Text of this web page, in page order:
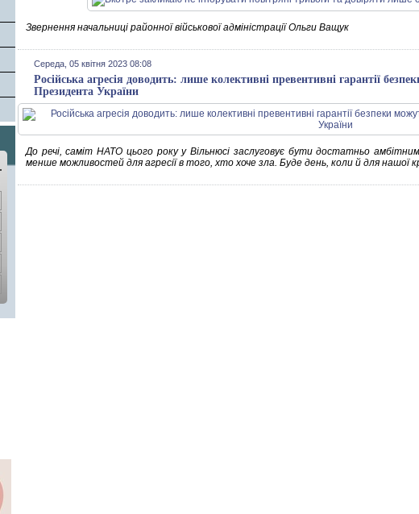
Звернення начальниці районної військової адміністрації Ольги Ващук
Середа, 05 квітня 2023 08:08
Російська агресія доводить: лише колективні превентивні гарантії
Президента України
До речі, саміт НАТО цього року у Вільнюсі заслуговує бути достатньо
менше можливостей для агресії в того, хто хоче зла. Буде день, коли й для нашої